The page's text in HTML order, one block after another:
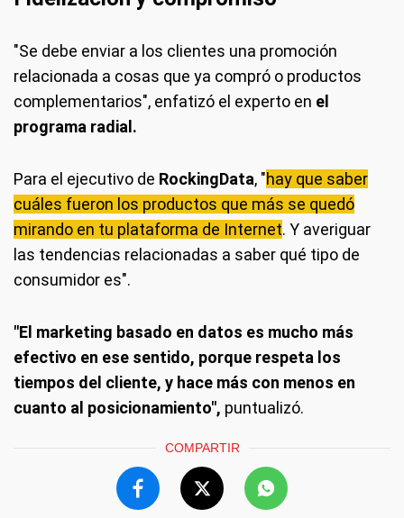
"Se debe enviar a los clientes una promoción
relacionada a cosas que ya compró o productos
complementarios", enfatizó el experto en el
programa radial.
Para el ejecutivo de RockingData, "hay que saber
cuáles fueron los productos que más se quedó
mirando en tu plataforma de Internet. Y averiguar
las tendencias relacionadas a saber qué tipo de
consumidor es".
"El marketing basado en datos es mucho más
efectivo en ese sentido, porque respeta los
tiempos del cliente, y hace más con menos en
cuanto al posicionamiento", puntualizó.
COMPARTIR